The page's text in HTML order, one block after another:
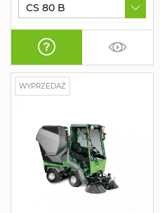
CS 80 B
WYPRZEDAŻ